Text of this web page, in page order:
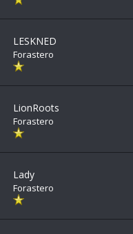
LESKNED
Forastero
LionRoots
Forastero
Lady
Forastero